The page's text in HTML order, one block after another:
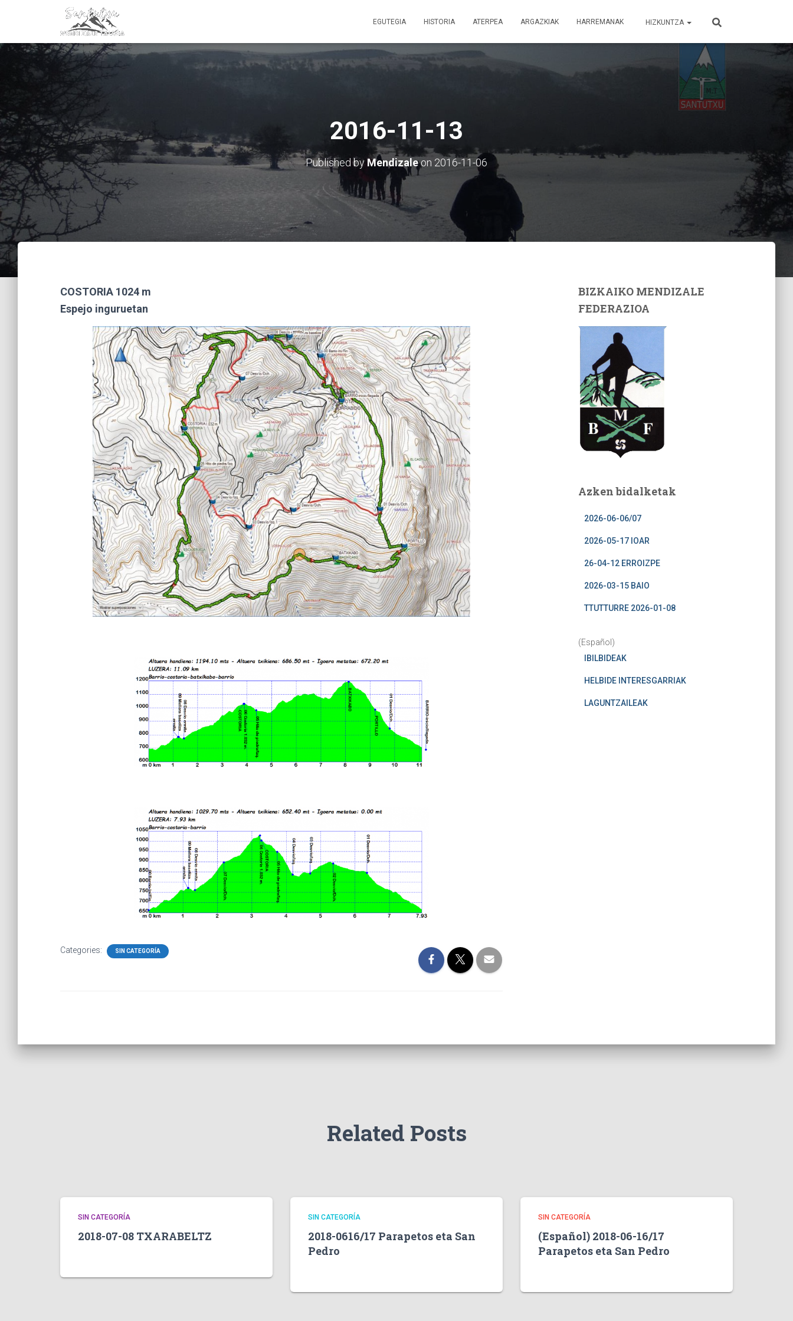
EGUTEGIA HISTORIA ATERPEA ARGAZKIAK HARREMANAK HIZKUNTZA
2016-11-13
Published by Mendizaleon 2016-11-06
COSTORIA 1024 m
Espejo inguruetan
Categories: SIN CATEGORÍA
BIZKAIKO MENDIZALE
FEDERAZIOA
Azken bidalketak
2026-06-06/07
2026-05-17 IOAR
26-04-12 ERROIZPE
2026-03-15 BAIO
TTUTTURRE 2026-01-08
(Español)
IBILBIDEAK
HELBIDE INTERESGARRIAK
LAGUNTZAILEAK
Related Posts
SIN CATEGORÍA
2018-07-08 TXARABELTZ
SIN CATEGORÍA
2018-0616/17 Parapetos eta San
Pedro
SIN CATEGORÍA
(Español) 2018-06-16/17
Parapetos eta San Pedro